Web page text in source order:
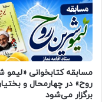
مسابقه کتابخوانی «لیمو
روح» در چهارمحال و
برگزار می‌شود